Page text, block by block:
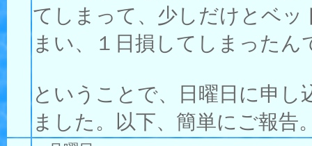
てしまって、少しだけとベ
まい、１日損してしまったん
ということで、日曜日に申
ました。以下、簡単にご報告